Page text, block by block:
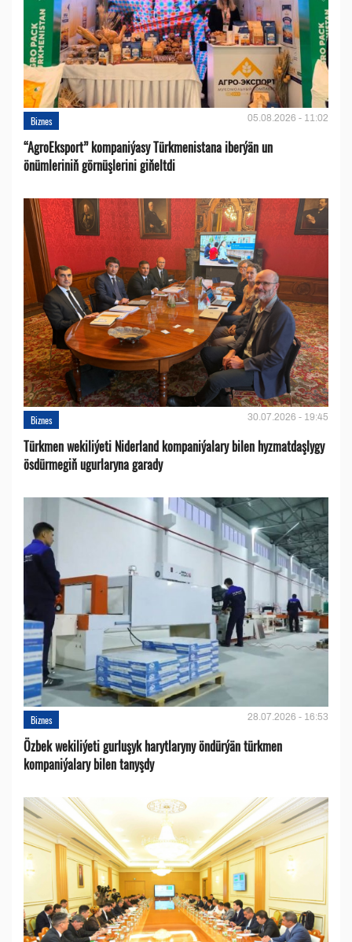
Biznes 05.08.2026 - 11:02
“AgroEksport” kompaniýasy Türkmenistana iberýän un
önümleriniň görnüşlerini giňeltdi
Biznes 30.07.2026 - 19:45
Türkmen wekiliýeti Niderland kompaniýalary bilen hyzmatdaşlygy
ösdürmegiň ugurlaryna garady
Biznes 28.07.2026 - 16:53
Özbek wekiliýeti gurluşyk harytlaryny öndürýän türkmen
kompaniýalary bilen tanyşdy